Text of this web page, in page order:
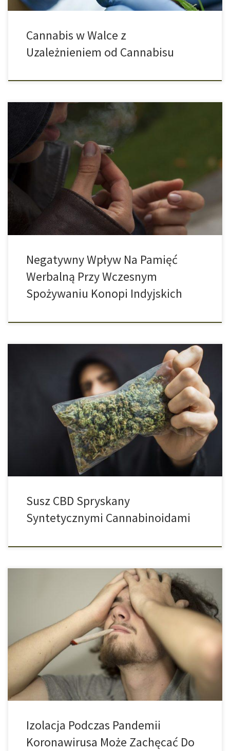
Cannabis w Walce z
Uzależnieniem od Cannabisu
Jak palenie marihuany wpływa na sprawność umysłową młodych
ludzi? Zespół badawczy z USA badał tę kwestię przeprowadzając
swoje analizy na rodzeństwach. Podczas nauki do następnego
testu lub egzaminu dobra pamięć powinna być atutem. Jednak
każdy, kto w wieku młodzieńczym regularnie pali marihuanę musi
liczyć się z tym, że jego zdolność […]
Negatywny Wpływ Na Pamięć
Werbalną Przy Wczesnym
Spożywaniu Konopi Indyjskich
W Szwajcarii coraz częstsze są przypadki z pojawieniem się
fałszywej marihuany. Chodzi tu o konopie przemysłowe, czyli
popularny susz CBD, który poddawany jest obróbce syntetycznymi
cannabinoidami. Użytkownicy takiego suszu ryzykują
przedawkowaniem. Szwajcarska stacja telewizyjna SRF
opublikowała raport o drastycznym tytule „Śmiertelne Fałszywe
Konopie”. To właśnie w Szwajcarii coraz częściej konfiskuje […]
Susz CBD Spryskany
Syntetycznymi Cannabinoidami
Aby chronić siebie oraz innych, wiele osób na początku pandemii
koronawirusa zdecydowało się na odizolowanie od świata. Jak
wynika z badania przeprowadzonego w Kanadzie, osoby
spożywające konopi indyjskich coraz częściej sięgają przez to po
jointa. #Zostańwdomu to od początku trwania pandemii motto,
które obiegło cały świat. We wszystkich krajach ponaglano […]
Izolacja Podczas Pandemii
Koronawirusa Może Zachęcać Do